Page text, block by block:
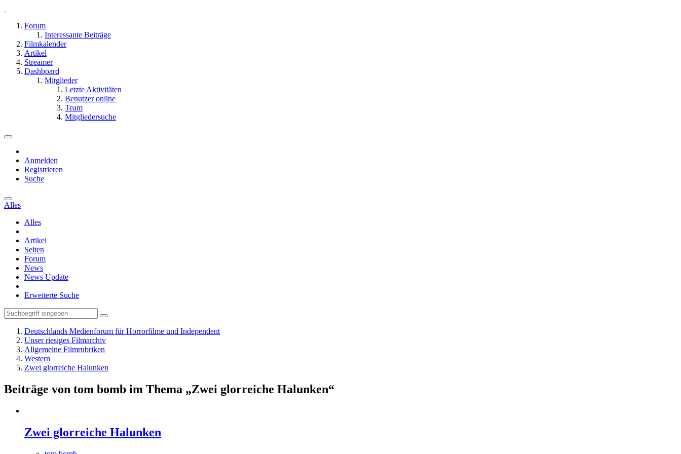
Forum
Interessante Beiträge
Filmkalender
Artikel
Streamer
Dashboard
Mitglieder
Letzte Aktivitäten
Benutzer online
Team
Mitgliedersuche
Anmelden
Registrieren
Suche
Alles
Alles
Artikel
Seiten
Forum
News
News Update
Erweiterte Suche
Deutschlands Medienforum für Horrorfilme und Independent
Unser riesiges Filmarchiv
Allgemeine Filmrubriken
Western
Zwei glorreiche Halunken
Beiträge von tom bomb im Thema „Zwei glorreiche Halunken“
Zwei glorreiche Halunken